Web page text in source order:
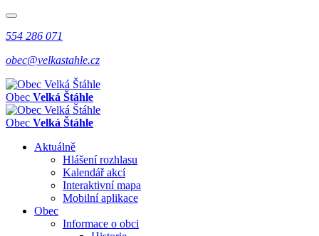
554 286 071
obec@velkastahle.cz
Obec Velká Štáhle
Obec Velká Štáhle
Aktuálně
Hlášení rozhlasu
Kalendář akcí
Interaktivní mapa
Mobilní aplikace
Obec
Informace o obci